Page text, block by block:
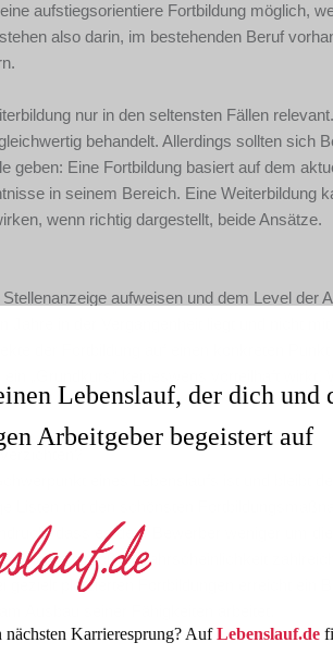
aufstiegsorientiere Fortbildung möglich,
also darin, im bestehenden Beruf
nur in den seltensten Fällen
behandelt. Allerdings sollten sich
geben: Eine Fortbildung basiert auf dem
in seinem Bereich. Eine Weiterbildung
wenn richtig dargestellt, beide Ansätze.
aufweisen und dem Level der
in der Vergangenheit liegt und nicht mit
der Fortbildung auf einen konkreten
„Grundkurs“ keineswegs vorteilhaft wirkt.
eines Lebenslaufs ist und bleibt
dass es dem Bewerber weniger um die
mit großer Wahrscheinlichkeit
platzierten Fortbildungen erreicht ein
Ausbau seiner Fähigkeiten arbeitet.
Lebenslauf, der dich und
Arbeitgeber begeistert auf
nächsten Karrieresprung? AufLebenslauf.de